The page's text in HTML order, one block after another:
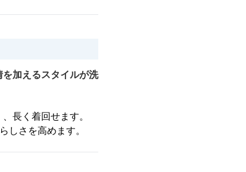
加えるスタイルが洗
長く着回せます。
さを高めます。